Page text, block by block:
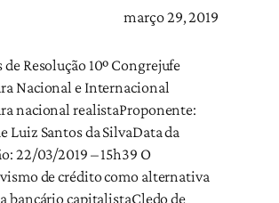
março 29, 2019
de Resolução 10º Congrejufe
Nacional e Internacional
nacional realistaProponente:
Luiz Santos da SilvaData da
22/03/2019 – 15h39 O
de crédito como alternativa
bancário capitalistaCledo de